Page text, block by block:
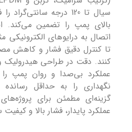
سیال تا 120 درجه
بالای پمپ را تضمین می‌کند.
اتصال به درایوهای الکترونیکی
تا کنترل دقیق فشار و کاهش
کنند. دقت در طراحی
عملکرد بی‌صدا و روان پمپ را
گزینه‌ای مطمئن برای
عملکرد پایدار، فشار بالا و